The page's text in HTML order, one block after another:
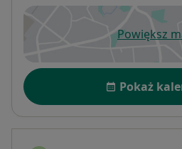
Powiększ
Dostępność
Pokaż